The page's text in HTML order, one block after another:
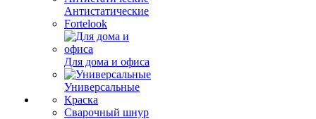
Антистатические
Fortelook
Для дома и офиса
Универсальные
Краска
Сварочный шнур